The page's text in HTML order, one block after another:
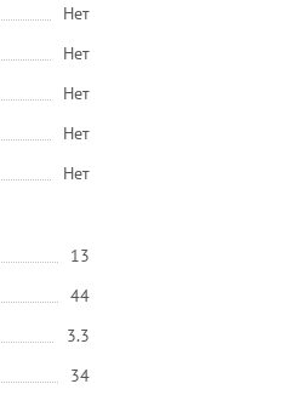
Нет
Нет
Нет
Нет
Нет
13
44
3.3
34